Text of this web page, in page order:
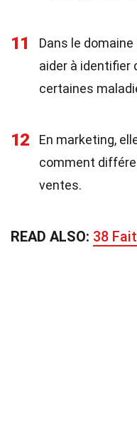
11
Dans le
aider à identifier
certaines
12
En marketing,
comment
ventes.
READ ALSO: 38